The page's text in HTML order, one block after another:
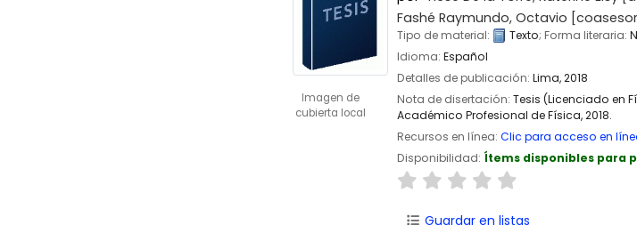
Imagen de
cubierta local
Fashé Raymundo, Octavio
Tipo de material: Texto; Forma literaria:
Idioma: Español
Detalles de publicación: Lima,2018
Nota de disertación: Tesis (Licenciado en
Académico Profesional de Física, 2018.
Recursos en línea: Clic para acceso en
Disponibilidad: Ítems disponibles para
Guardar en listas